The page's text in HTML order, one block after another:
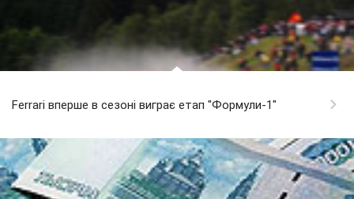
Ferrari вперше в сезоні виграє етап "Формули-1"